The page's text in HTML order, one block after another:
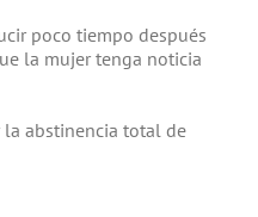
poco tiempo después
la mujer tenga noticia
la abstinencia total de